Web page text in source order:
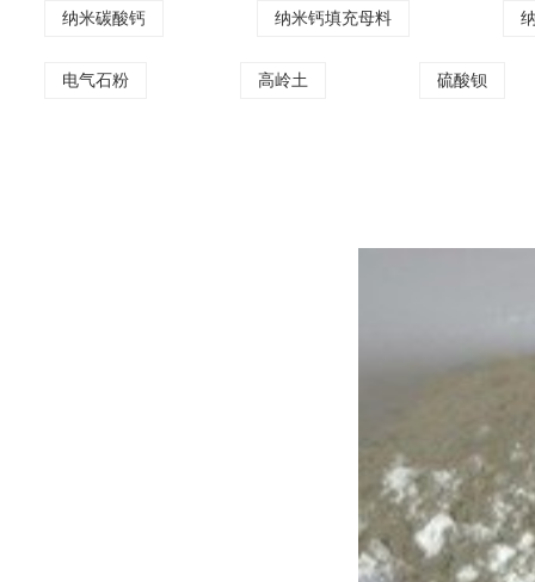
纳米碳酸钙 纳米钙填充母料
电气石粉 高岭土 硫酸钡